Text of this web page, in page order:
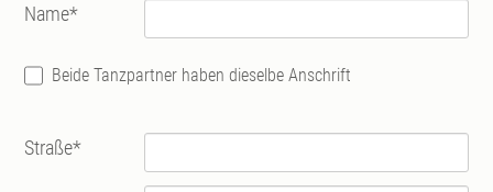
Name*
Beide Tanzpartner haben dieselbe Anschrift
Straße*